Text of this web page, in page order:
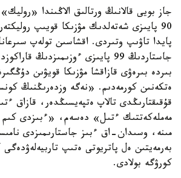
جاز بويى قالانىڭ ورتالىق الاڭىندا
90 پايىزى شەتەلدىك مۋزىكا قويىپ
پايدا تاۋىپ وتىردى. اقشاسىن تولەپ
جاستاردىڭ 99 پايىزى ءوزىمىزدىڭ
بىردە بىرەۋى قازاقشا مۋزىكا قويۋىن
ەتكەنىن كورمەدىم. «نەگە وزدەرىڭنىڭ
قۇقىقتارىڭدى تالاپ ەتپەيسىڭدەر، قازاق
مەملەكەتتىك ءتىل» دەسەم، «ءبىزدى
مىنە، وسىدان-اق ءبىز جاستارىمىزدى
بەرمەيتىن ەل پاتريوتى ەتىپ
كورۋگە بولادى.